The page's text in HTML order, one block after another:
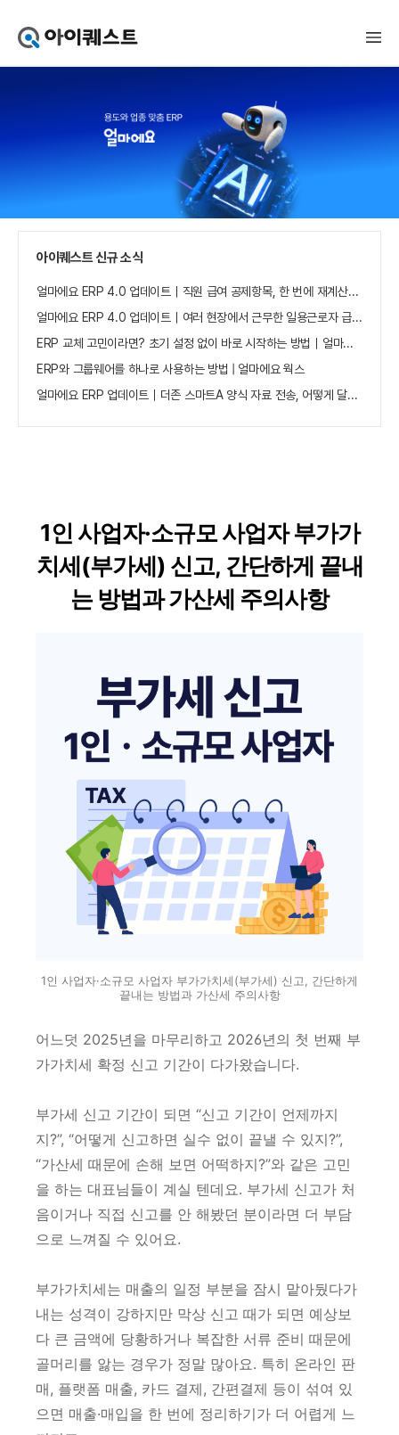
퀘
얼
마
가
기
아이퀘스트 신규 소식
얼마에요 ERP 4.0 업데이트｜직원 급여 공제항목, 한 번에 재계산하세요
얼마에요 ERP 4.0 업데이트｜여러 현장에서 근무한 일용근로자 급여, 현장별로 선택 수집하세요
ERP 교체 고민이라면? 초기 설정 없이 바로 시작하는 방법｜얼마에요 ERP
ERP와 그룹웨어를 하나로 사용하는 방법 | 얼마에요 웍스
얼마에요 ERP 업데이트｜더존 스마트A 양식 자료 전송, 어떻게 달라졌나요?
1인 사업자·소규모 사업자 부가가
치세(부가세) 신고, 간단하게 끝내
는 방법과 가산세 주의사항
1인 사업자·소규모 사업자 부가가치세(부가세) 신고, 간단하게
끝내는 방법과 가산세 주의사항
어느덧 2025년을 마무리하고 2026년의 첫 번째 부
가가치세 확정 신고 기간이 다가왔습니다.
부가세 신고 기간이 되면 “신고 기간이 언제까지
지?”, “어떻게 신고하면 실수 없이 끝낼 수 있지?”,
“가산세 때문에 손해 보면 어떡하지?”와 같은 고민
을 하는 대표님들이 계실 텐데요. 부가세 신고가 처
음이거나 직접 신고를 안 해봤던 분이라면 더 부담
으로 느껴질 수 있어요.
부가가치세는 매출의 일정 부분을 잠시 맡아뒀다가
내는 성격이 강하지만 막상 신고 때가 되면 예상보
다 큰 금액에 당황하거나 복잡한 서류 준비 때문에
골머리를 앓는 경우가 정말 많아요. 특히 온라인 판
매, 플랫폼 매출, 카드 결제, 간편결제 등이 섞여 있
으면 매출·매입을 한 번에 정리하기가 더 어렵게 느